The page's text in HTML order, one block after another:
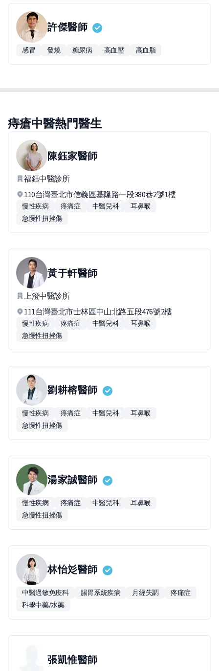
許傑醫師
感冒 發燒 糖尿病 高血壓 高血脂
痔瘡中醫熱門醫生
陳鈺家醫師
福鈺中醫診所
110台灣臺北市信義區基隆路一段380巷2號1樓
慢性疾病 疼痛症 中醫兒科
耳鼻喉
急慢性扭挫傷
黃于軒醫師
上澄中醫診所
111台灣臺北市士林區中山北路五段476號2樓
慢性疾病 疼痛症 中醫兒科
耳鼻喉
急慢性扭挫傷
劉耕榕醫師
慢性疾病 疼痛症 中醫兒科
耳鼻喉
急慢性扭挫傷
湯家誠醫師
慢性疾病 疼痛症 中醫兒科
耳鼻喉
急慢性扭挫傷
林怡彣醫師
中醫過敏免疫科 腸胃系統疾病 月經失調
疼痛症
科學中藥/水藥
張凱惟醫師